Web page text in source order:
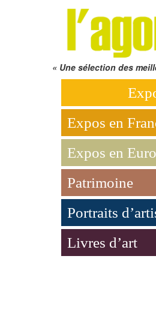
« Une sélection des
Expos en
Expos en
Patrimoine
Portraits
Livres d’art